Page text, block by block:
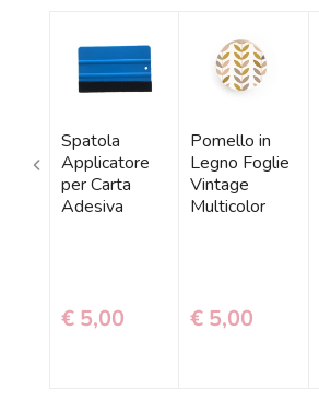
Spatola
Applicatore
per Carta
Adesiva
€ 5,00
Pomello in
Legno Foglie
Vintage
Multicolor
€ 5,00